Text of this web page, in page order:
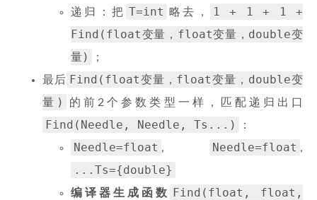
递归：把 T=int 略去，
1 + 1 + 1 +
Find(float变量，float变量，double变
量)
；
最后 Find(float变量，float变量，double变
量)
的前2个参数类型一样，匹配递归出口
Find(Needle, Needle, Ts...) ：
Needle=float , Needle=float ,
...Ts={double}
编译器生成函数 Find(float, float,